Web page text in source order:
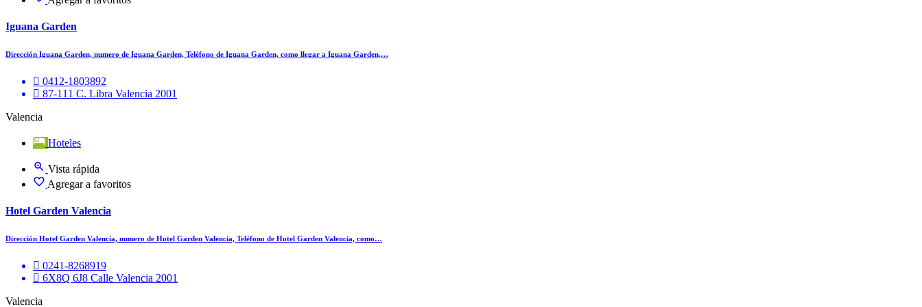
Iguana Garden
Dirección Iguana Garden, numero de Iguana Garden, Teléfono de Iguana Garden, como llegar a Iguana Garden,…
0412-1803892
87-111 C. Libra Valencia 2001
Valencia
Hoteles
Vista rápida
Agregar a favoritos
Hotel Garden Valencia
Dirección Hotel Garden Valencia, numero de Hotel Garden Valencia, Teléfono de Hotel Garden Valencia, como…
0241-8268919
6X8Q 6J8 Calle Valencia 2001
Valencia